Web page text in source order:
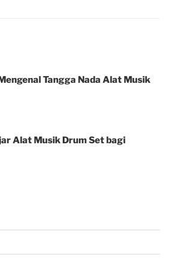
Tangga Nada Alat Musik
Alat Musik Drum Set bagi